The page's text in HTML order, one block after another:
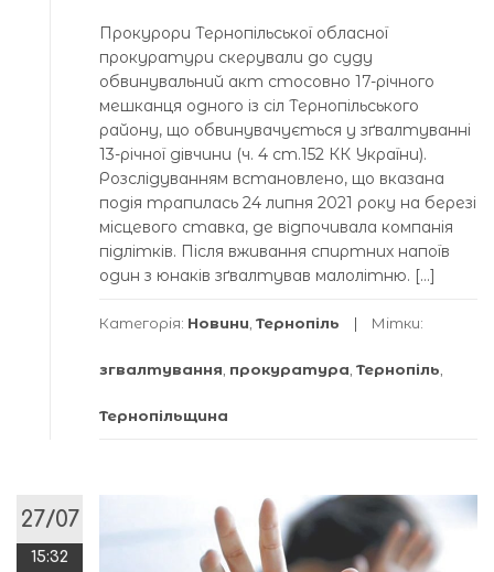
Прокурори Тернопільської обласної
прокуратури скерували до суду
обвинувальний акт стосовно 17-річного
мешканця одного із сіл Тернопільського
району, що обвинувачується у зґвалтуванні
13-річної дівчини (ч. 4 ст.152 КК України).
Розслідуванням встановлено, що вказана
подія трапилась 24 липня 2021 року на березі
місцевого ставка, де відпочивала компанія
підлітків. Після вживання спиртних напоїв
один з юнаків зґвалтував малолітню. […]
Категорія: Новини Тернопіль Мітки:
згвалтування прокуратура Тернопіль
Тернопільщина
27/07
15:32